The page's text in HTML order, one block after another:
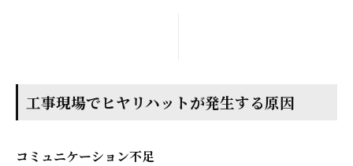
工事現場でヒヤリハットが発生する原因
コミュニケーション不足